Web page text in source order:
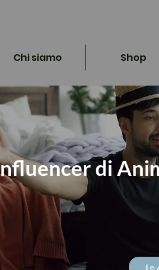
Chi siamo Shop
di